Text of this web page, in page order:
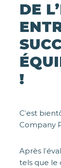
DE
!
C’est
Company
Après
tels que le